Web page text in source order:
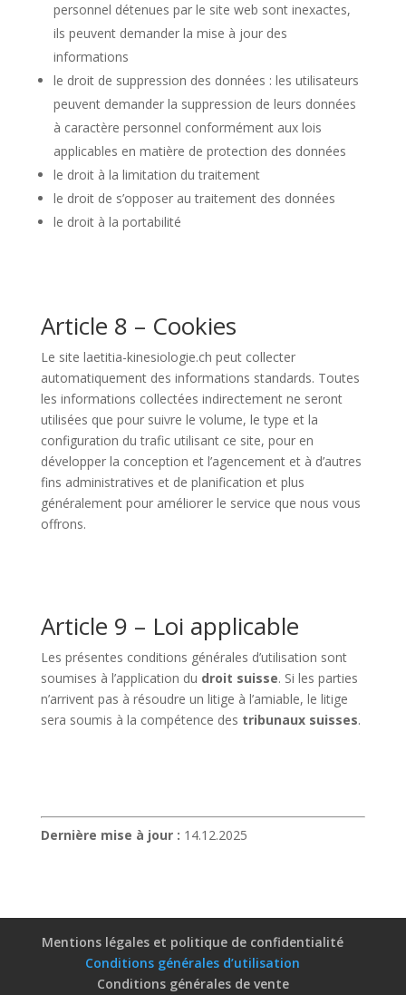
personnel détenues par le site web sont inexactes,
ils peuvent demander la mise à jour des
informations
le droit de suppression des données : les utilisateurs
peuvent demander la suppression de leurs données
à caractère personnel conformément aux lois
applicables en matière de protection des données
le droit à la limitation du traitement
le droit de s’opposer au traitement des données
le droit à la portabilité
Article 8 – Cookies
Le site laetitia-kinesiologie.ch peut collecter
automatiquement des informations standards. Toutes
les informations collectées indirectement ne seront
utilisées que pour suivre le volume, le type et la
configuration du trafic utilisant ce site, pour en
développer la conception et l’agencement et à d’autres
fins administratives et de planification et plus
généralement pour améliorer le service que nous vous
offrons.
Article 9 – Loi applicable
Les présentes conditions générales d’utilisation sont
soumises à l’application du droit suisse. Si les parties
n’arrivent pas à résoudre un litige à l’amiable, le litige
sera soumis à la compétence des tribunaux suisses.
Dernière mise à jour : 14.12.2025
Mentions légales et politique de confidentialité
Conditions générales d’utilisation
Conditions générales de vente